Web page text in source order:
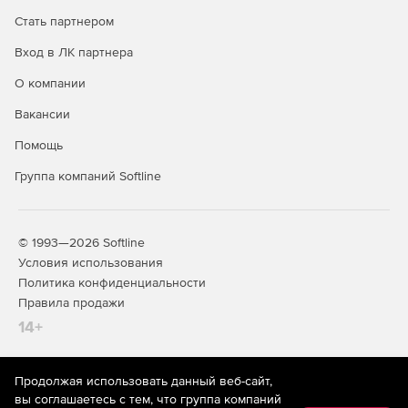
32- и 64-разрядные версии.
UML-ассоциаций.
(Enterprise и Professional).
Стать партнером
Вход в ЛК партнера
О компании
Вакансии
Помощь
Группа компаний Softline
© 1993—2026 Softline
Условия использования
Политика конфиденциальности
Правила продажи
14+
На информационном ресурсе store.softline.ru применяются
Продолжая использовать данный веб-сайт,
вы соглашаетесь с тем, что группа компаний